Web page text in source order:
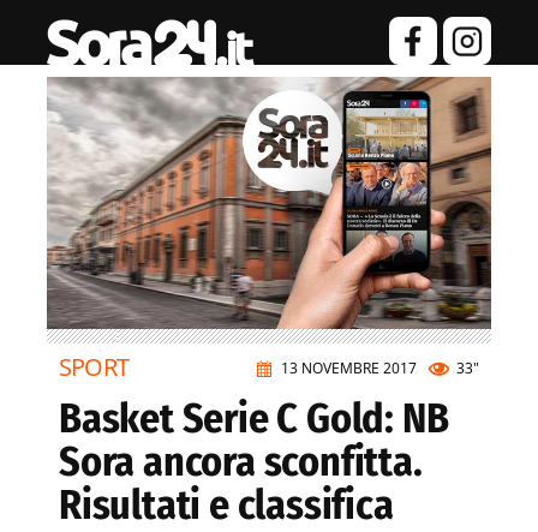
13 NOVEMBRE 2017 33"
SPORT
Basket Serie C Gold: NB
Sora ancora sconfitta.
Risultati e classifica